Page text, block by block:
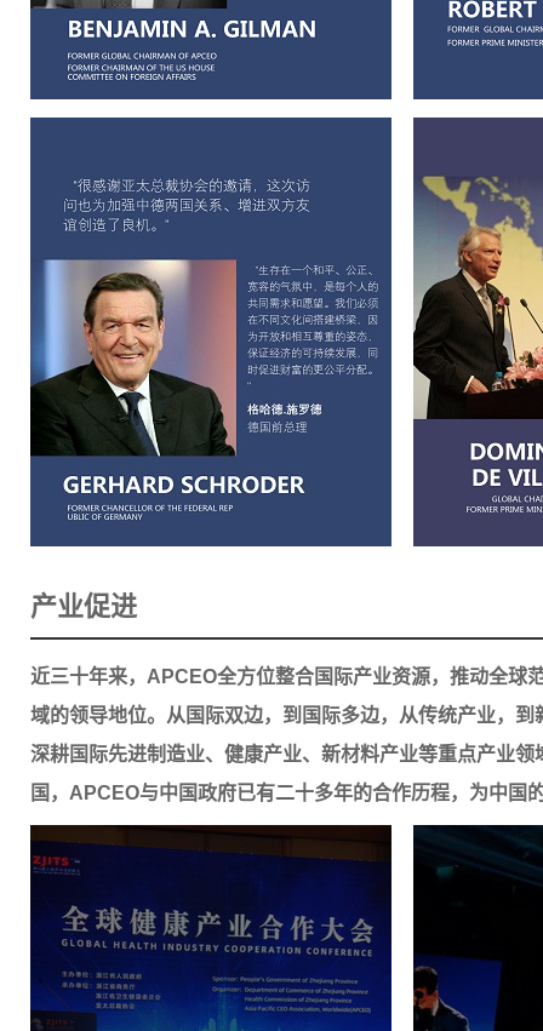
产业促进
近三十年来，APCEO全方位整合国际产业资源，推动全球
域的领导地位。从国际双边，到国际多边，从传统产业，
深耕国际先进制造业、健康产业、新材料产业等重点产业
国，APCEO与中国政府已有二十多年的合作历程，为中国